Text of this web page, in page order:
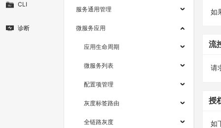
CLI
诊断
服务通用管理
微服务应用
应用生命周期
微服务列表
配置项管理
灰度标签路由
全链路灰度
如
流
请
授
如